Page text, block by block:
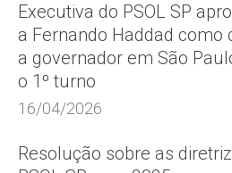
Executiva do PSOL SP
a Fernando Haddad como
a governador em São
o 1º turno
16/04/2026
Resolução sobre as